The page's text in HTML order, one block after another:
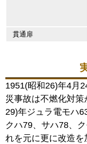
貫通扉
1951(昭和26)年4月
災事故は不燃化対
29)年ジュラ電モハ
クハ79、サハ78、
れを元に更に改造